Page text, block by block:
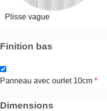
Plisse vague
Finition bas
Panneau avec ourlet 10cm *
Dimensions